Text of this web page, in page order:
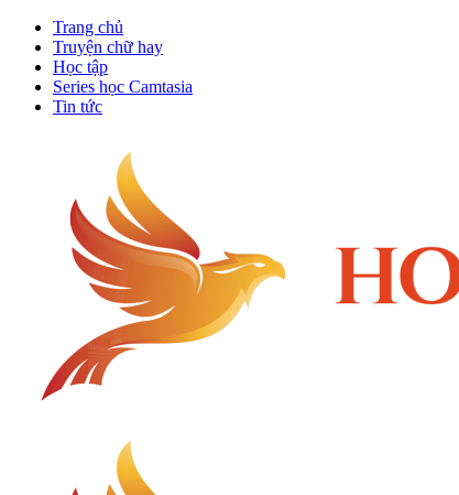
Trang chủ
Truyện chữ hay
Học tập
Series học Camtasia
Tin tức